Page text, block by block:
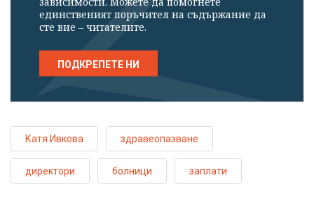
единственият поръчител на съдържание да
сте вие – читателите.
ПОДКРЕПЕТЕ НИ
Катя Ивкова здравеопазване
директори болници заплати